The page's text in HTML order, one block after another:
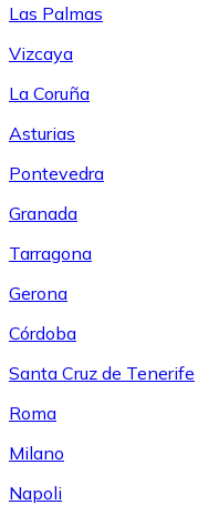
Las Palmas
Vizcaya
La Coruña
Asturias
Pontevedra
Granada
Tarragona
Gerona
Córdoba
Santa Cruz de Tenerife
Roma
Milano
Napoli